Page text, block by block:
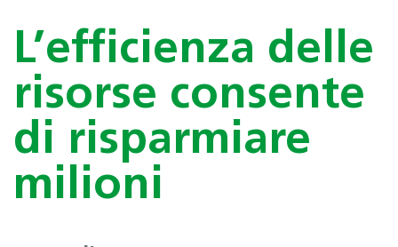
L’efficienza delle
risorse consente
di risparmiare
milioni